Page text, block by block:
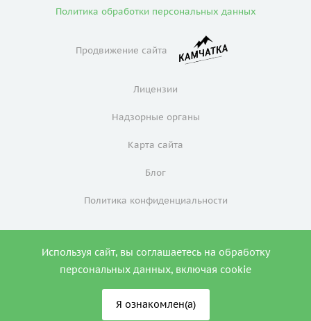
Используя сайт, вы соглашаетесь на обработку
персональных данных, включая cookie
Я ознакомлен(а)
Политика обработки персональных данных
Продвижение сайта
Лицензии
Надзорные органы
Карта сайта
Блог
Политика конфиденциальности
ИМЕЮТСЯ ПРОТИВОПОКАЗАНИЯ. НЕОБХОДИМА